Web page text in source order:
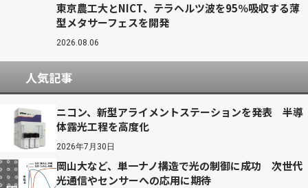
東京農工大とNICT、テラヘルツ波を95％吸収する薄
型メタサーフェスを開発
2026.08.06
人気記事
ニコン、新型アライメントステーションを発表 半導
体露光工程を高度化
2026年7月30日
岡山大など、単一ナノ構造で光の制御に成功 次世代
光通信やセンサーへの応用に期待